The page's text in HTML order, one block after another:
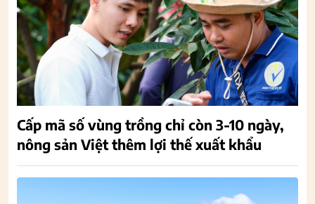
Cấp mã số vùng trồng chỉ còn 3-10 ngày,
nông sản Việt thêm lợi thế xuất khẩu